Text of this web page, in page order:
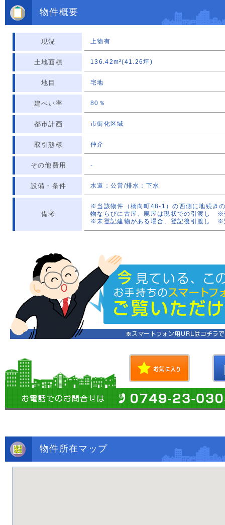
物件概要
現況 上物有
土地面積 136.42m²(41.26坪)
地目 宅地
建ぺい率 80％
都市計画 市街化区域
取引態様 仲介
その他費用 -
設備・条件 水道：公営/排水：下水
備考
※当該物件（橋向町48-1）の西側に地続き
物ならびに古屋、廃屋は現状での引渡し
※未登記建物がある場合、登記後引渡し ※
物件所在マップ